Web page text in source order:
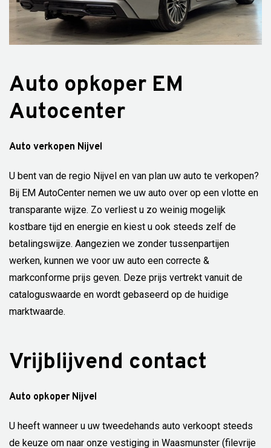
Auto opkoper EM
Autocenter
Auto verkopen Nijvel
U bent van de regio Nijvel en van plan uw auto te verkopen?
Bij EM AutoCenter nemen we uw auto over op een vlotte en
transparante wijze. Zo verliest u zo weinig mogelijk
kostbare tijd en energie en kiest u ook steeds zelf de
betalingswijze. Aangezien we zonder tussenpartijen
werken, kunnen we voor uw auto een correcte &
markconforme prijs geven. Deze prijs vertrekt vanuit de
cataloguswaarde en wordt gebaseerd op de huidige
marktwaarde.
Vrijblijvend contact
Auto opkoper Nijvel
U heeft wanneer u uw tweedehands auto verkoopt steeds
de keuze om naar onze vestiging in Waasmunster (filevrije